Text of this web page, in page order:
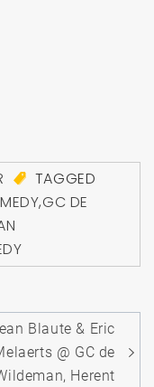
TAGGED
,GC DE
Blaute & Eric
@ GC de
Herent